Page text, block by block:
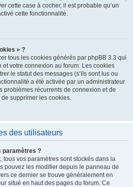
cette case à cocher, il est probable qu’un
cette fonctionnalité.
» ?
tous les cookies générés par phpBB 3.3 qui
votre connexion au forum. Les cookies
le statut des messages (s’ils sont lus ou
a été activée par un administrateur
problèmes récurrents de connexion et de
supprimer les cookies.
des utilisateurs
paramètres ?
tous vos paramètres sont stockés dans la
pouvez les modifier depuis le panneau de
ce dernier se trouve généralement en
situé en haut des pages du forum. Ce